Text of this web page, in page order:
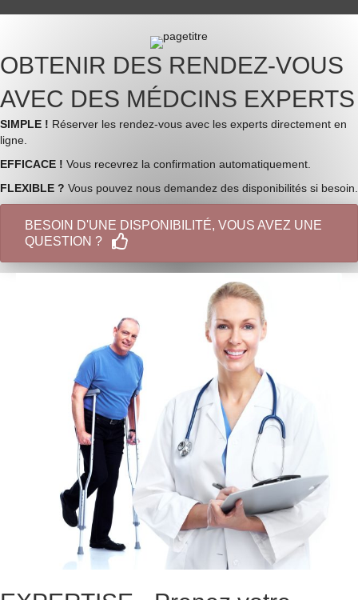
OBTENIR DES RENDEZ-VOUS
AVEC DES MÉDCINS EXPERTS
SIMPLE ! Réserver les rendez-vous avec les experts directement en
ligne.
EFFICACE ! Vous recevrez la confirmation automatiquement.
FLEXIBLE ? Vous pouvez nous demandez des disponibilités si besoin.
BESOIN D'UNE DISPONIBILITÉ, VOUS AVEZ UNE
QUESTION ?